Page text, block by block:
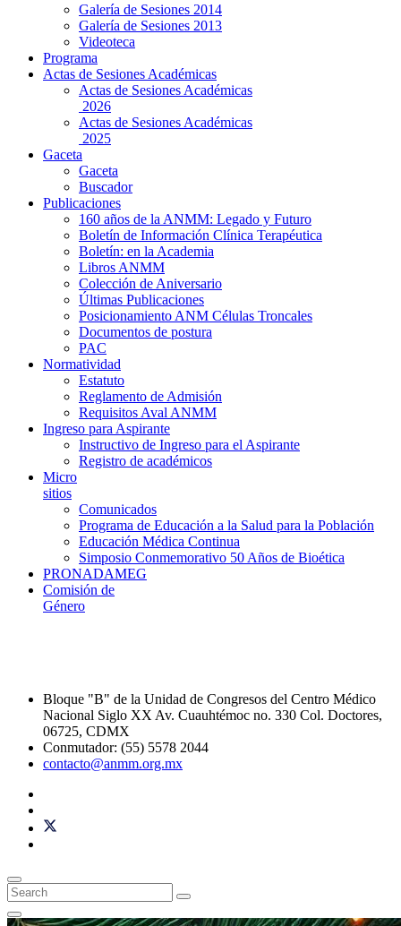
Galería de Sesiones 2014
Galería de Sesiones 2013
Videoteca
Programa
Actas de Sesiones Académicas
Actas de Sesiones Académicas
2026
Actas de Sesiones Académicas
2025
Gaceta
Gaceta
Buscador
Publicaciones
160 años de la ANMM: Legado y Futuro
Boletín de Información Clínica Terapéutica
Boletín: en la Academia
Libros ANMM
Colección de Aniversario
Últimas Publicaciones
Posicionamiento ANM Células Troncales
Documentos de postura
PAC
Normatividad
Estatuto
Reglamento de Admisión
Requisitos Aval ANMM
Ingreso para Aspirante
Instructivo de Ingreso para el Aspirante
Registro de académicos
Micro
sitios
Comunicados
Programa de Educación a la Salud para la Población
Educación Médica Continua
Simposio Conmemorativo 50 Años de Bioética
PRONADAMEG
Comisión de
Género
Bloque "B" de la Unidad de Congresos del Centro Médico
Nacional Siglo XX Av. Cuauhtémoc no. 330 Col. Doctores,
06725, CDMX
Conmutador: (55) 5578 2044
contacto@anmm.org.mx